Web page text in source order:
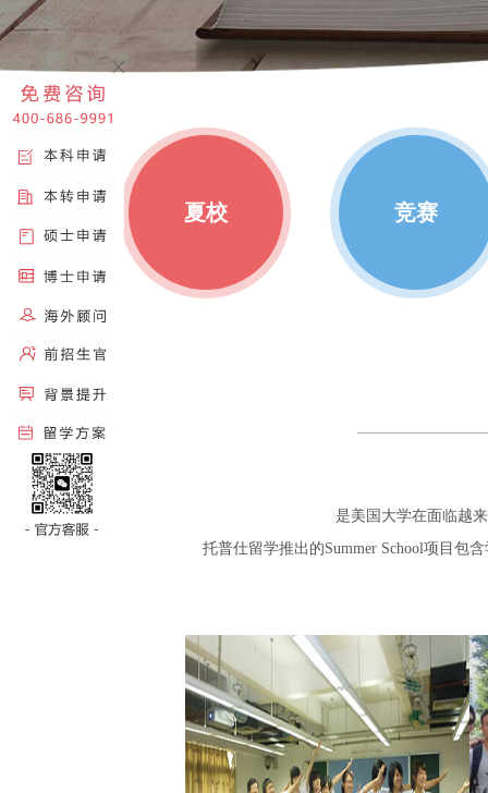
夏校 竞赛
是美国大学在面临越
托普仕留学推出的Summer School项目包